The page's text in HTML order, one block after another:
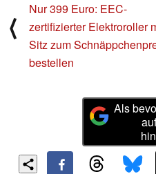
⟨
Nur 399 Euro: EEC-
zertifizierter Elektroroller
Sitz zum
bestellen
Als